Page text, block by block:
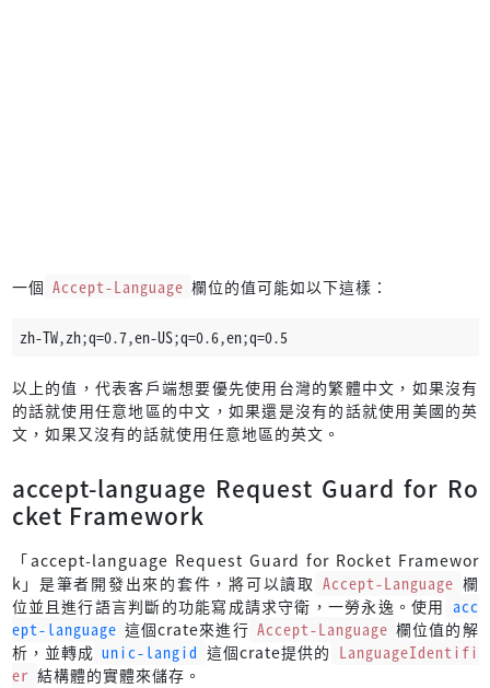
一個 Accept-Language 欄位的值可能如以下這樣：
zh-TW,zh;q=0.7,en-US;q=0.6,en;q=0.5
以上的值，代表客戶端想要優先使用台灣的繁體中文，如果沒有
的話就使用任意地區的中文，如果還是沒有的話就使用美國的英
文，如果又沒有的話就使用任意地區的英文。
accept-language Request Guard for Ro
cket Framework
「accept-language Request Guard for Rocket Framewor
k」是筆者開發出來的套件，將可以讀取 Accept-Language 欄
位並且進行語言判斷的功能寫成請求守衛，一勞永逸。使用 acc
ept-language 這個crate來進行 Accept-Language 欄位值的解
析，並轉成 unic-langid 這個crate提供的 LanguageIdentifi
er 結構體的實體來儲存。